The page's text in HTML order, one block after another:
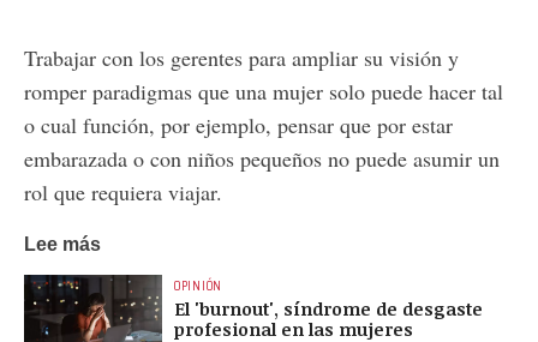
Trabajar con los gerentes para ampliar su visión y
romper paradigmas que una mujer solo puede hacer tal
o cual función, por ejemplo, pensar que por estar
embarazada o con niños pequeños no puede asumir un
rol que requiera viajar.
Lee más
OPINIÓN
El 'burnout', síndrome de desgaste
profesional en las mujeres